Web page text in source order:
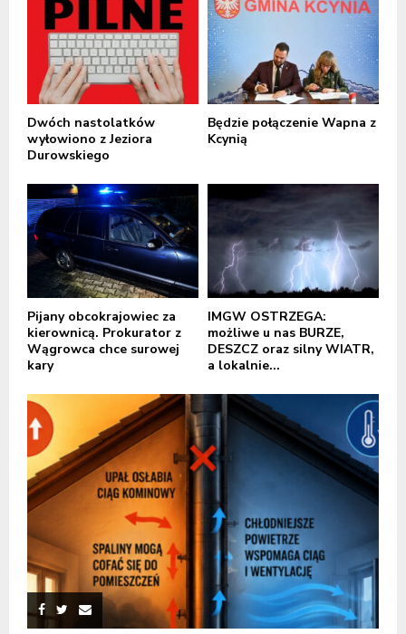
Dwóch nastolatków
wyłowiono z Jeziora
Durowskiego
Będzie połączenie Wapna z
Kcynią
Pijany obcokrajowiec za
kierownicą. Prokurator z
Wągrowca chce surowej
kary
IMGW OSTRZEGA:
możliwe u nas BURZE,
DESZCZ oraz silny WIATR,
a lokalnie...